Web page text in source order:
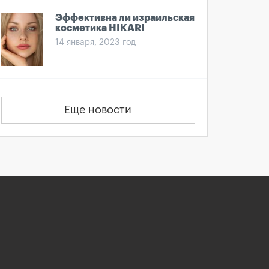
Эффективна ли израильская
косметика HIKARI
14 января, 2023 год
Еще новости